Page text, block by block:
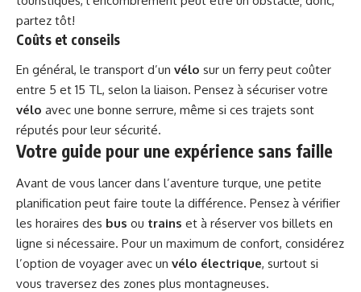
partez tôt!
Coûts et conseils
En général, le transport d’un vélo sur un ferry peut coûter
entre 5 et 15 TL, selon la liaison. Pensez à sécuriser votre
vélo avec une bonne serrure, même si ces trajets sont
réputés pour leur sécurité.
Votre guide pour une expérience sans faille
Avant de vous lancer dans l’aventure turque, une petite
planification peut faire toute la différence. Pensez à vérifier
les horaires des bus ou trains et à réserver vos billets en
ligne si nécessaire. Pour un maximum de confort, considérez
l’option de voyager avec un vélo électrique, surtout si
vous traversez des zones plus montagneuses.